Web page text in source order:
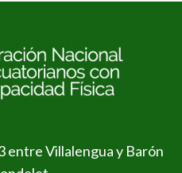
entre Villalengua y Barón